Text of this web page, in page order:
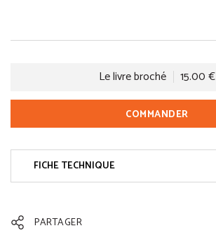
Le livre broché 15.00 €
COMMANDER
FICHE TECHNIQUE
PARTAGER